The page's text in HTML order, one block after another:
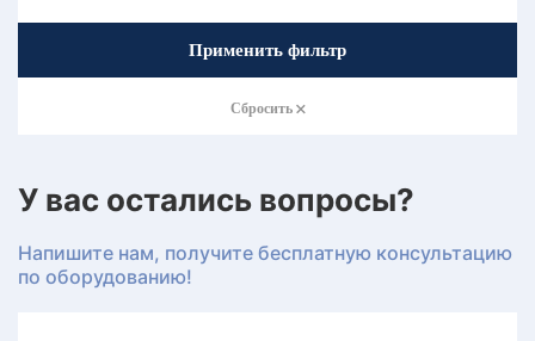
Применить фильтр
Сбросить
У вас остались вопросы?
Напишите нам, получите бесплатную консультацию
по оборудованию!